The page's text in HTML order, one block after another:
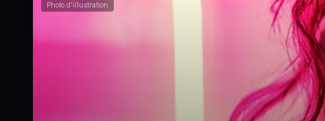
Photo d'illustration